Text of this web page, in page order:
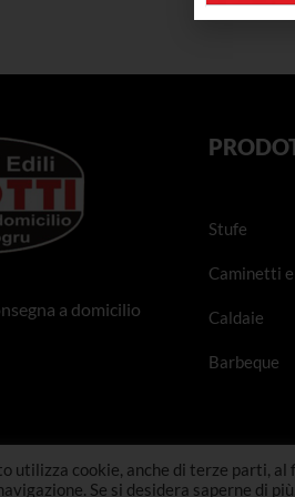
a domicilio
Stufe
Caminetti
Caldaie
Barbeque
utilizza cookie, anche di terze parti,
Se si desidera saperne di